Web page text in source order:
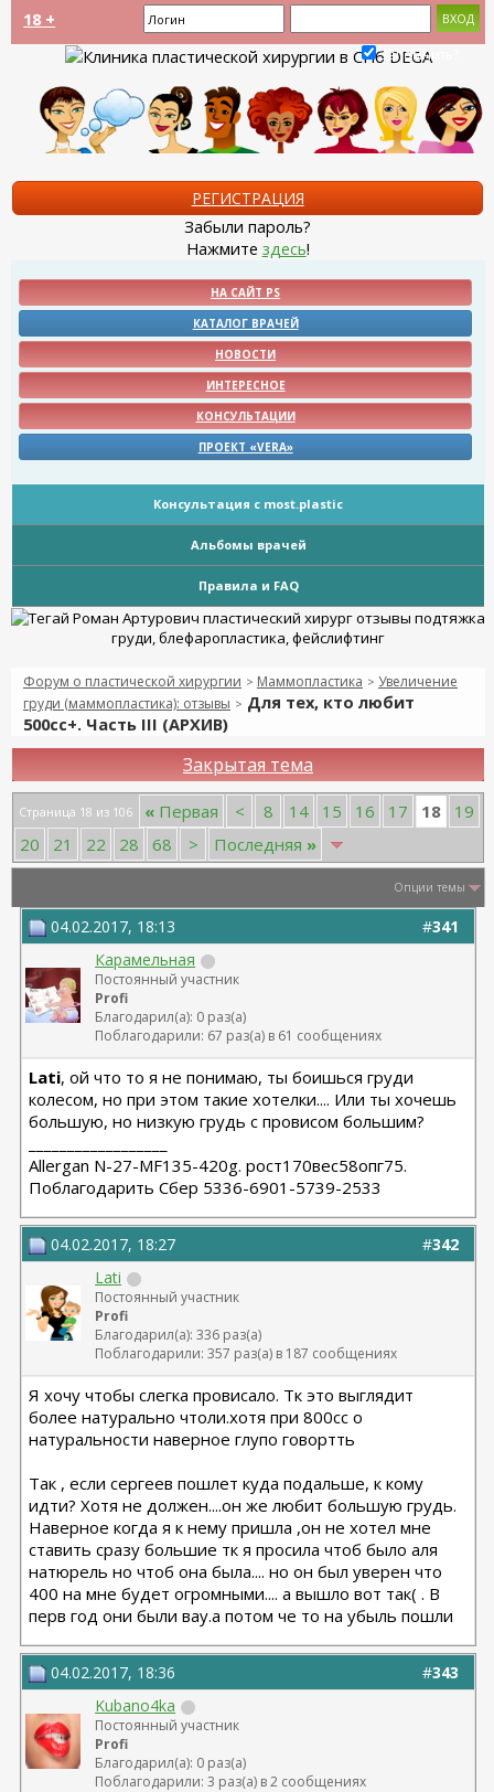
18 +
Запомнить?
РЕГИСТРАЦИЯ
Забыли пароль?
Нажмите здесь!
НА САЙТ PS
КАТАЛОГ ВРАЧЕЙ
НОВОСТИ
ИНТЕРЕСНОЕ
КОНСУЛЬТАЦИИ
ПРОЕКТ «VERA»
Консультация с most.plastic
Альбомы врачей
Правила и FAQ
Форум о пластической хирургии > Маммопластика > Увеличение
груди (маммопластика): отзывы > Для тех, кто любит
500сс+. Часть III (АРХИВ)
Закрытая тема
Страница 18 из 106 « Первая < 8 14 15 16 17 18
19
20
21 22 28 68 > Последняя »
Опции темы
#341
04.02.2017, 18:13
Карамельная
Постоянный участник
Profi
Благодарил(а): 0 раз(а)
Поблагодарили: 67 раз(а) в 61 сообщениях
Lati, ой что то я не понимаю, ты боишься груди
колесом, но при этом такие хотелки.... Или ты хочешь
большую, но низкую грудь с провисом большим?
Allergan N-27-MF135-420g. рост170вес58опг75.
Поблагодарить Сбер 5336-6901-5739-2533
#342
04.02.2017, 18:27
Lati
Постоянный участник
Profi
Благодарил(а): 336 раз(а)
Поблагодарили: 357 раз(а) в 187 сообщениях
Я хочу чтобы слегка провисало. Тк это выглядит
более натурально чтоли.хотя при 800сс о
натуральности наверное глупо говортть
Так , если сергеев пошлет куда подальше, к кому
идти? Хотя не должен....он же любит большую грудь.
Наверное когда я к нему пришла ,он не хотел мне
ставить сразу большие тк я просила чтоб было аля
натюрель но чтоб она была.... но он был уверен что
400 на мне будет огромными.... а вышло вот так( . В
перв год они были вау.а потом че то на убыль пошли
#343
04.02.2017, 18:36
Kubano4ka
Постоянный участник
Profi
Благодарил(а): 0 раз(а)
Поблагодарили: 3 раз(а) в 2 сообщениях